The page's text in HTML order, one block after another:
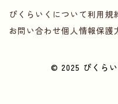
ぴくらいくについて利用規
お問い合わせ個人情報保護
© 2025 ぴくら